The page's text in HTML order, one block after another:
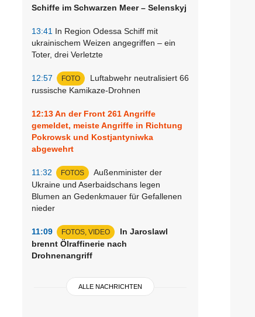
Schiffe im Schwarzen Meer – Selenskyj
13:41 In Region Odessa Schiff mit
ukrainischem Weizen angegriffen – ein
Toter, drei Verletzte
12:57 FOTO
Luftabwehr neutralisiert 66
russische Kamikaze-Drohnen
12:13An der Front 261 Angriffe
gemeldet, meiste Angriffe in Richtung
Pokrowsk und Kostjantyniwka
abgewehrt
11:32 FOTOS
Außenminister der
Ukraine und Aserbaidschans legen
Blumen an Gedenkmauer für Gefallenen
nieder
11:09 FOTOS, VIDEO
In Jaroslawl
brennt Ölraffinerie nach
Drohnenangriff
ALLE NACHRICHTEN